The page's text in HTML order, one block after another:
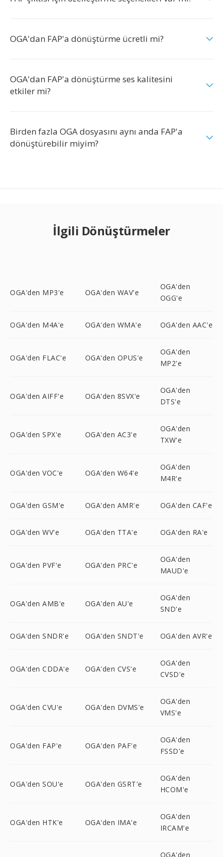
OGA'dan FAP'a dönüştürme ücretli mi?
OGA'dan FAP'a dönüştürme ses kalitesini
etkiler mi?
Birden fazla OGA dosyasını aynı anda FAP'a
dönüştürebilir miyim?
İlgili Dönüştürmeler
OGA'den MP3'e OGA'den WAV'e
OGA'den
OGG'e
OGA'den M4A'e OGA'den WMA'e OGA'den AAC'e
OGA'den FLAC'e OGA'den OPUS'e
OGA'den
MP2'e
OGA'den AIFF'e OGA'den 8SVX'e
OGA'den
DTS'e
OGA'den SPX'e OGA'den AC3'e
OGA'den
TXW'e
OGA'den VOC'e OGA'den W64'e
OGA'den
M4R'e
OGA'den GSM'e OGA'den AMR'e OGA'den CAF'e
OGA'den WV'e OGA'den TTA'e OGA'den RA'e
OGA'den PVF'e OGA'den PRC'e
OGA'den
MAUD'e
OGA'den AMB'e OGA'den AU'e
OGA'den
SND'e
OGA'den SNDR'e OGA'den SNDT'e OGA'den AVR'e
OGA'den CDDA'e OGA'den CVS'e
OGA'den
CVSD'e
OGA'den CVU'e OGA'den DVMS'e
OGA'den
VMS'e
OGA'den FAP'e OGA'den PAF'e
OGA'den
FSSD'e
OGA'den SOU'e OGA'den GSRT'e
OGA'den
HCOM'e
OGA'den HTK'e OGA'den IMA'e
OGA'den
IRCAM'e
OGA'den